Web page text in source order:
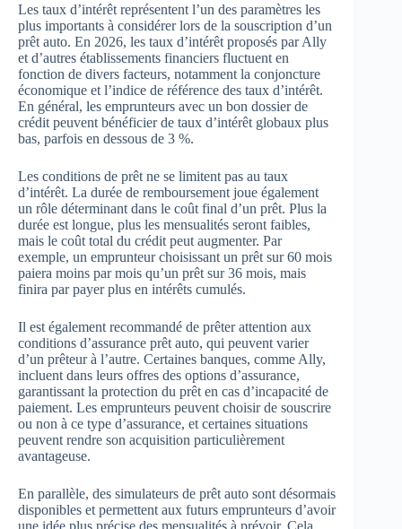
Les taux d’intérêt représentent l’un des paramètres les
plus importants à considérer lors de la souscription d’un
prêt auto. En 2026, les taux d’intérêt proposés par Ally
et d’autres établissements financiers fluctuent en
fonction de divers facteurs, notamment la conjoncture
économique et l’indice de référence des taux d’intérêt.
En général, les emprunteurs avec un bon dossier de
crédit peuvent bénéficier de taux d’intérêt globaux plus
bas, parfois en dessous de 3 %.
Les conditions de prêt ne se limitent pas au taux
d’intérêt. La durée de remboursement joue également
un rôle déterminant dans le coût final d’un prêt. Plus la
durée est longue, plus les mensualités seront faibles,
mais le coût total du crédit peut augmenter. Par
exemple, un emprunteur choisissant un prêt sur 60 mois
paiera moins par mois qu’un prêt sur 36 mois, mais
finira par payer plus en intérêts cumulés.
Il est également recommandé de prêter attention aux
conditions d’assurance prêt auto, qui peuvent varier
d’un prêteur à l’autre. Certaines banques, comme Ally,
incluent dans leurs offres des options d’assurance,
garantissant la protection du prêt en cas d’incapacité de
paiement. Les emprunteurs peuvent choisir de souscrire
ou non à ce type d’assurance, et certaines situations
peuvent rendre son acquisition particulièrement
avantageuse.
En parallèle, des simulateurs de prêt auto sont désormais
disponibles et permettent aux futurs emprunteurs d’avoir
une idée plus précise des mensualités à prévoir. Cela